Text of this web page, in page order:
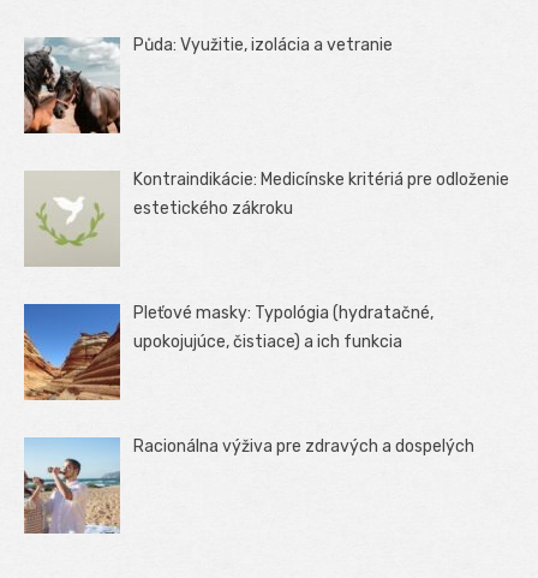
Půda: Využitie, izolácia a vetranie
Kontraindikácie: Medicínske kritériá pre odloženie
estetického zákroku
Pleťové masky: Typológia (hydratačné,
upokojujúce, čistiace) a ich funkcia
Racionálna výživa pre zdravých a dospelých